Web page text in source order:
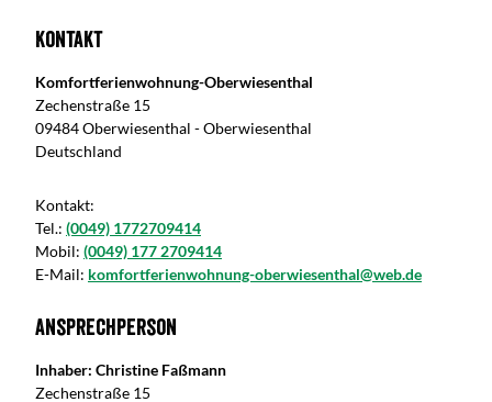
Kontakt
Komfortferienwohnung-Oberwiesenthal
Zechenstraße 15
09484 Oberwiesenthal - Oberwiesenthal
Deutschland
Kontakt:
Tel.: (0049) 1772709414
Mobil: (0049) 177 2709414
E-Mail: komfortferienwohnung-oberwiesenthal@web.de
Ansprechperson
Inhaber: Christine Faßmann
Zechenstraße 15